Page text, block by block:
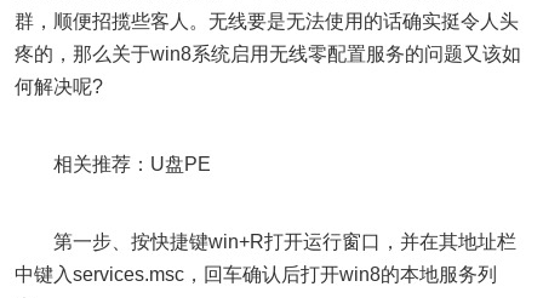
群，顺便招揽些客人。无线要是无法使用的话确实挺令人头
疼的，那么关于win8系统启用无线零配置服务的问题又该如
何解决呢?
相关推荐：U盘PE
第一步、按快捷键win+R打开运行窗口，并在其地址栏
中键入services.msc，回车确认后打开win8的本地服务列